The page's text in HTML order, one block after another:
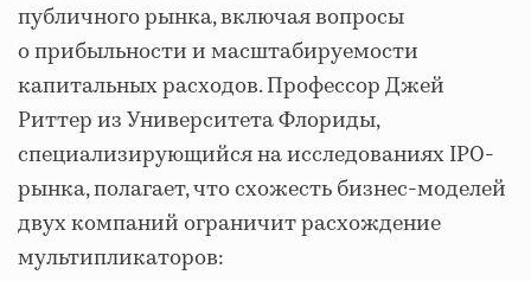
публичного рынка, включая вопросы
о прибыльности и масштабируемости
капитальных расходов. Профессор Джей
Риттер из Университета Флориды,
специализирующийся на исследованиях IPO-
рынка, полагает, что схожесть бизнес-моделей
двух компаний ограничит расхождение
мультипликаторов: